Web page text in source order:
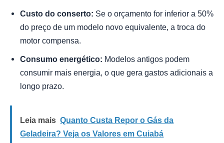
Custo do conserto: Se o orçamento for inferior a 50%
do preço de um modelo novo equivalente, a troca do
motor compensa.
Consumo energético: Modelos antigos podem
consumir mais energia, o que gera gastos adicionais a
longo prazo.
Leia mais Quanto Custa Repor o Gás da
Geladeira? Veja os Valores em Cuiabá